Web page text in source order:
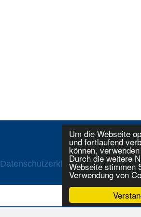
Um die Webseite
und fortlaufend
können,
Durch die weitere
Webseite stimmen
Verwendung von
Datenschutzerklaerung Login